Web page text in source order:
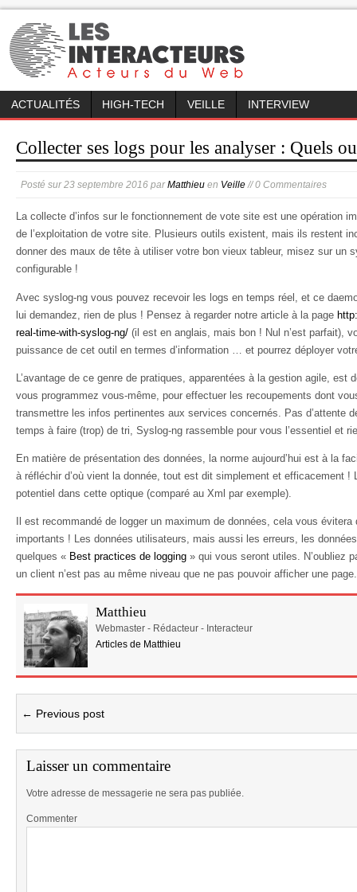
ACTUALITÉS HIGH-TECH VEILLE INTERVIEW
Collecter ses logs pour les analyser : Quels
Posté sur23 septembre 2016 parMatthieu en Veille// 0 Commentaires
La collecte d’infos sur le fonctionnement de vote site est une opération
de l’exploitation de votre site. Plusieurs outils existent, mais ils restent
donner des maux de tête à utiliser votre bon vieux tableur, misez sur un
configurable !
Avec syslog-ng vous pouvez recevoir les logs en temps réel, et ce
lui demandez, rien de plus ! Pensez à regarder notre article à la page
real-time-with-syslog-ng/ (il est en anglais, mais bon ! Nul n’est parfait),
puissance de cet outil en termes d’information … et pourrez déployer
L’avantage de ce genre de pratiques, apparentées à la gestion agile, est
vous programmez vous-même, pour effectuer les recoupements dont
transmettre les infos pertinentes aux services concernés. Pas d’attente
temps à faire (trop) de tri, Syslog-ng rassemble pour vous l’essentiel et
En matière de présentation des données, la norme aujourd’hui est à la
à réfléchir d’où vient la donnée, tout est dit simplement et efficacement !
potentiel dans cette optique (comparé au Xml par exemple).
Il est recommandé de logger un maximum de données, cela vous
importants ! Les données utilisateurs, mais aussi les erreurs, les
quelques « Best practices de logging » qui vous seront utiles. N’oubliez
un client n’est pas au même niveau que ne pas pouvoir afficher une page.
Matthieu
Webmaster - Rédacteur - Interacteur
Articles de Matthieu
← Previous post
Laisser un commentaire
Votre adresse de messagerie ne sera pas publiée.
Commenter